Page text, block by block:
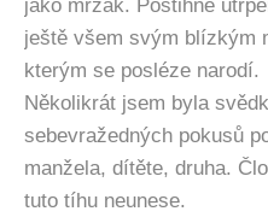
jako mrzák. Postihne
ještě všem svým blízkým
kterým se posléze narodí.
Několikrát jsem byla
sebevražedných pokusů
manžela, dítěte, druha.
tuto tíhu neunese.